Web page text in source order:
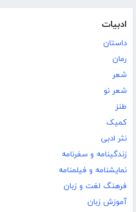
ادبیات
داستان
رمان
شعر
شعر نو
طنز
کمیک
نثر ادبی
زندگینامه و سفرنامه
نمایشنامه و فیلمنامه
فرهنگ لغت و زبان
آموزش زبان